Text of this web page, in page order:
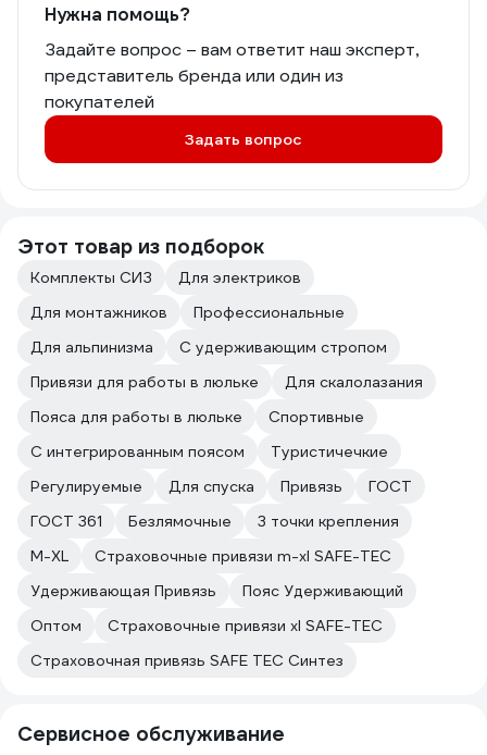
Нужна помощь?
Задайте вопрос – вам ответит наш эксперт,
представитель бренда или один из
покупателей
Задать вопрос
Этот товар из подборок
Комплекты СИЗ
Для электриков
Для монтажников
Профессиональные
Для альпинизма
С удерживающим стропом
Привязи для работы в люльке
Для скалолазания
Пояса для работы в люльке
Спортивные
С интегрированным поясом
Туристичечкие
Регулируемые
Для спуска Привязь
ГОСТ
ГОСТ 361
Безлямочные
3 точки крепления
M-XL
Страховочные привязи m-xl SAFE-TEC
Удерживающая Привязь
Пояс Удерживающий
Оптом
Страховочные привязи xl SAFE-TEC
Страховочная привязь SAFE TEC Синтез
Сервисное обслуживание